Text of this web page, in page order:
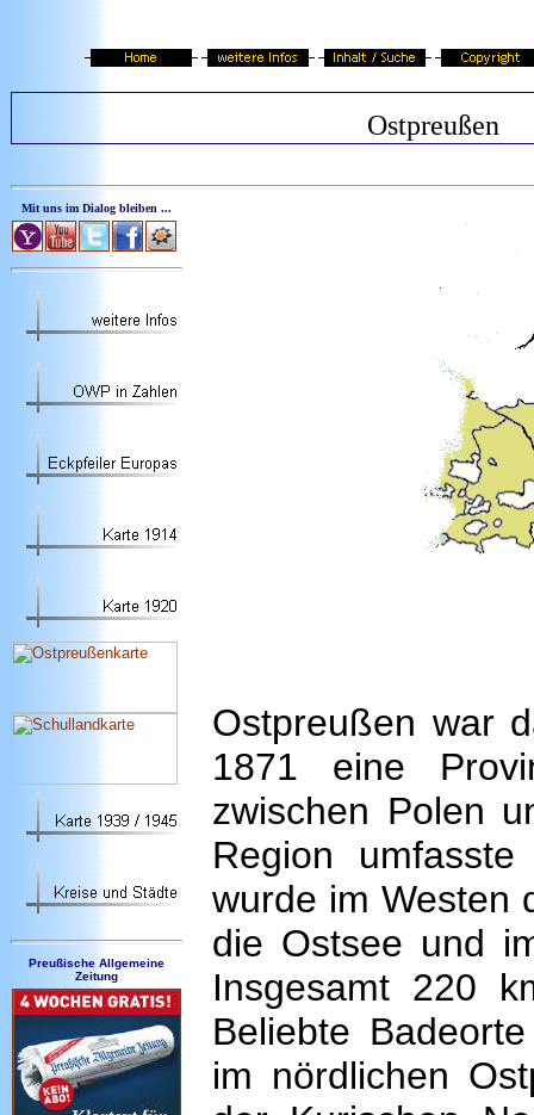
Ostpreußen
Mit uns im Dialog bleiben ...
Preußische Allgemeine
Zeitung
Ostpreußen war
1871 eine
zwischen Polen
Region
wurde im Westen
die Ostsee und
Insgesamt 220
Beliebte
im nördlichen